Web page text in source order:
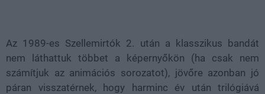
Az 1989-es Szellemirtók 2. után a klasszikus bandát
nem láthattuk többet a képernyőkön (ha csak nem
számítjuk az animációs sorozatot), jövőre azonban jó
páran visszatérnek, hogy harminc év után trilógiává